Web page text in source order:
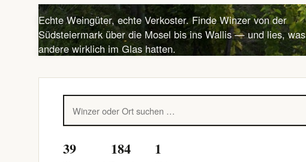
Echte Weingüter, echte Verkoster. Finde Winzer von der
Südsteiermark über die Mosel bis ins Wallis — und lies, was
andere wirklich im Glas hatten.
39 184 1